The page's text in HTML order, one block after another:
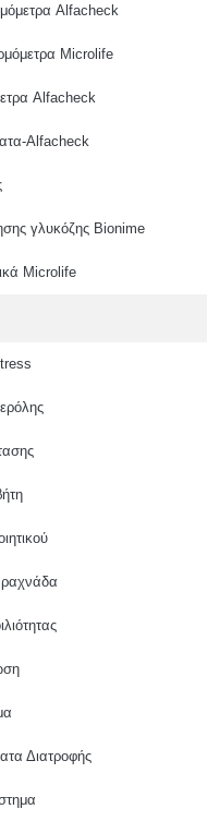
Alfacheck
Microlife
Alfacheck
Alfacheck
γλυκόζης Bionime
Microlife
Διατροφής